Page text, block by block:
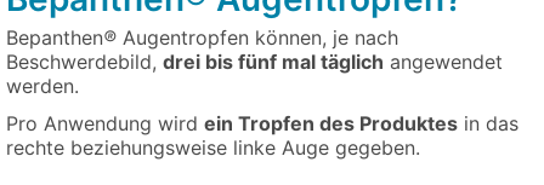
Bepanthen® Augentropfen können, je nach
Beschwerdebild, drei bis fünf mal täglich angewendet
werden.
Pro Anwendung wird ein Tropfen des Produktes in das
rechte beziehungsweise linke Auge gegeben.